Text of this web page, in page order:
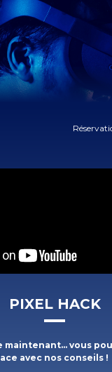
PIXEL HACK
maintenant… vous
avec nos conseils !